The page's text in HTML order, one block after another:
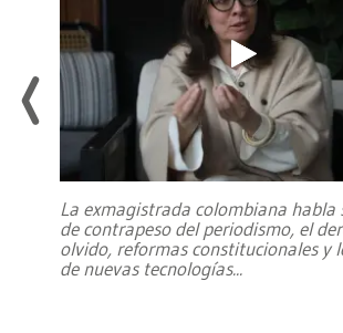
La exmagistrada colombiana habla
de contrapeso del periodismo, el
olvido, reformas constitucionales y
de nuevas tecnologías...